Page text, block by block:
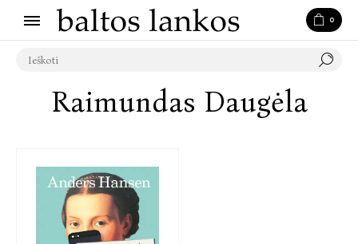
0
Raimundas Daugėla